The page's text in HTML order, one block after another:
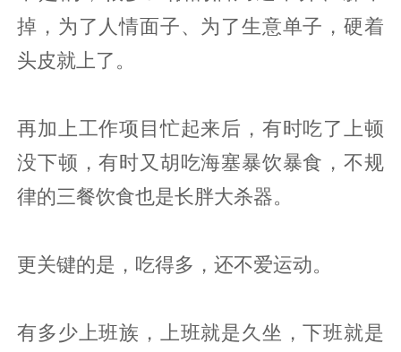
掉，为了人情面子、为了生意单子，硬着
头皮就上了。
再加上工作项目忙起来后，有时吃了上顿
没下顿，有时又胡吃海塞暴饮暴食，不规
律的三餐饮食也是长胖大杀器。
更关键的是，吃得多，还不爱运动。
有多少上班族，上班就是久坐，下班就是